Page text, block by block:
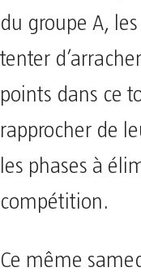
du groupe A,
tenter
points dans ce
rapprocher de
les phases à
compétition.
Ce même